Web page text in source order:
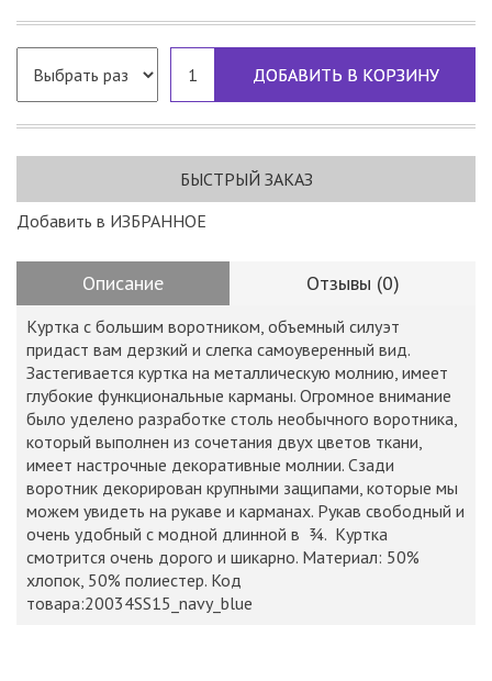
ДОБАВИТЬ В КОРЗИНУ
БЫСТРЫЙ ЗАКАЗ
Добавить в ИЗБРАННОЕ
Описание Отзывы (0)
Куртка с большим воротником, объемный силуэт
придаст вам дерзкий и слегка самоуверенный вид.
Застегивается куртка на металлическую молнию, имеет
глубокие функциональные карманы. Огромное внимание
было уделено разработке столь необычного воротника,
который выполнен из сочетания двух цветов ткани,
имеет настрочные декоративные молнии. Сзади
воротник декорирован крупными защипами, которые мы
можем увидеть на рукаве и карманах. Рукав свободный и
очень удобный с модной длинной в ¾. Куртка
смотрится очень дорого и шикарно. Материал: 50%
хлопок, 50% полиестер. Код
товара:20034SS15_navy_blue